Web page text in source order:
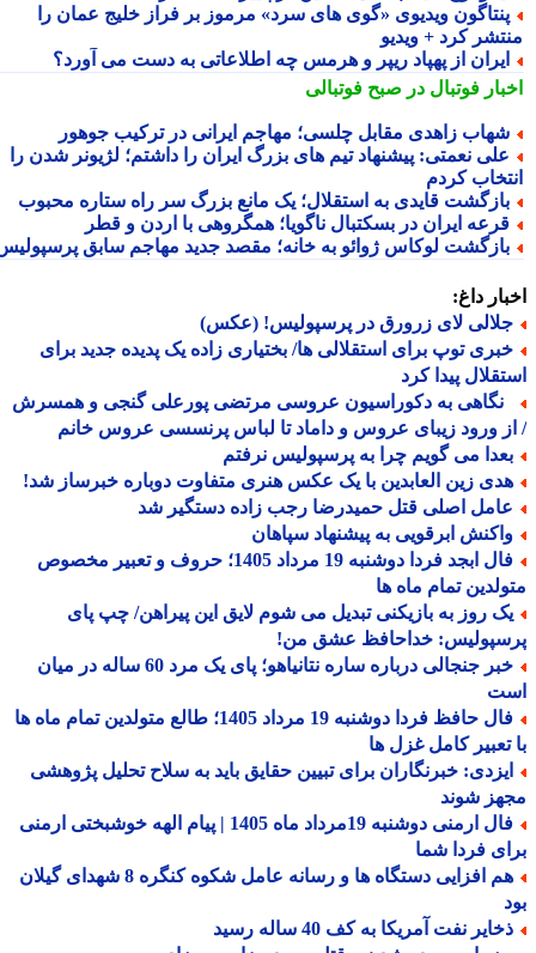
ویدیوی «گوی های سرد» مرموز بر فراز خلیج عمان را
کرد + ویدیو
از پهپاد ریپر و هرمس چه اطلاعاتی به دست می آورد؟
فوتبال در صبح فوتبالی
زاهدی مقابل چلسی؛ مهاجم ایرانی در ترکیب جوهور
نعمتی: پیشنهاد تیم های بزرگ ایران را داشتم؛ لژیونر شدن را
کردم
قایدی به استقلال؛ یک مانع بزرگ سر راه ستاره محبوب
ایران در بسکتبال ناگویا؛ همگروهی با اردن و قطر
لوکاس ژوائو به خانه؛ مقصد جدید مهاجم سابق پرسپولیس
داغ:
لای زرورق در پرسپولیس! (عکس)
توپ برای استقلالی ها/ بختیاری زاده یک پدیده جدید برای
پیدا کرد
به دکوراسیون عروسی مرتضی پورعلی گنجی و همسرش
ورود زیبای عروس و داماد تا لباس پرنسسی عروس خانم
می گویم چرا به پرسپولیس نرفتم
زین العابدین با یک عکس هنری متفاوت دوباره خبرساز شد!
اصلی قتل حمیدرضا رجب زاده دستگیر شد
ابرقویی به پیشنهاد سپاهان
فال ابجد فردا دوشنبه 19 مرداد 1405؛ حروف و تعبیر مخصوص
تمام ماه ها
روز به بازیکنی تبدیل می شوم لایق این پیراهن/ چپ پای
خداحافظ عشق من!
خبر جنجالی درباره ساره نتانیاهو؛ پای یک مرد 60 ساله در میان
فال حافظ فردا دوشنبه 19 مرداد 1405؛ طالع متولدین تمام ماه ها
کامل غزل ها
خبرنگاران برای تبیین حقایق باید به سلاح تحلیل پژوهشی
شوند
فال ارمنی دوشنبه 19مرداد ماه 1405 | پیام الهه خوشبختی ارمنی
فردا شما
هم افزایی دستگاه ها و رسانه عامل شکوه کنگره 8 شهدای گیلان
نفت آمریکا به کف 40 ساله رسید